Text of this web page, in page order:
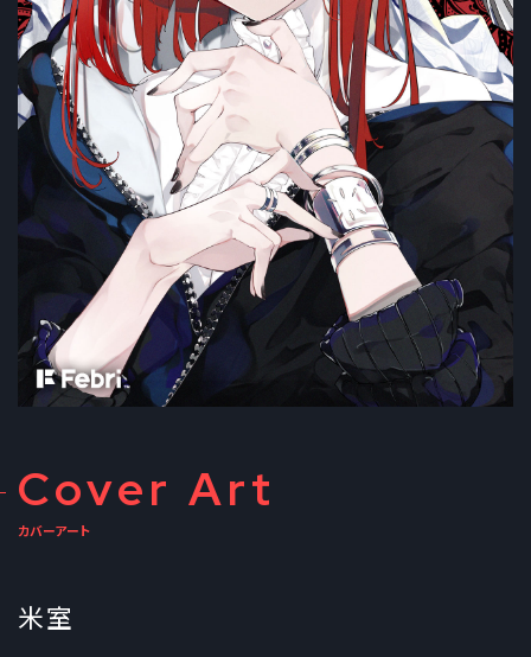
Cover Art
カバーアート
米室